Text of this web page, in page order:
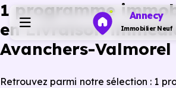
Annecy
Immobilier Neuf
1 programme
en Livraison
Avanchers-Valmorel
Retrouvez parmi notre sélection : 1